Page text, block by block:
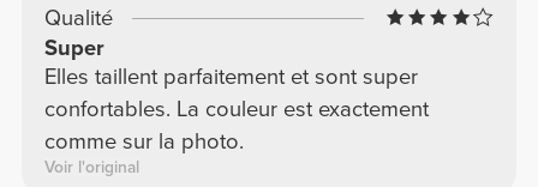
Qualité
Super
Elles taillent parfaitement et sont super
confortables. La couleur est exactement
comme sur la photo.
Voir l'original